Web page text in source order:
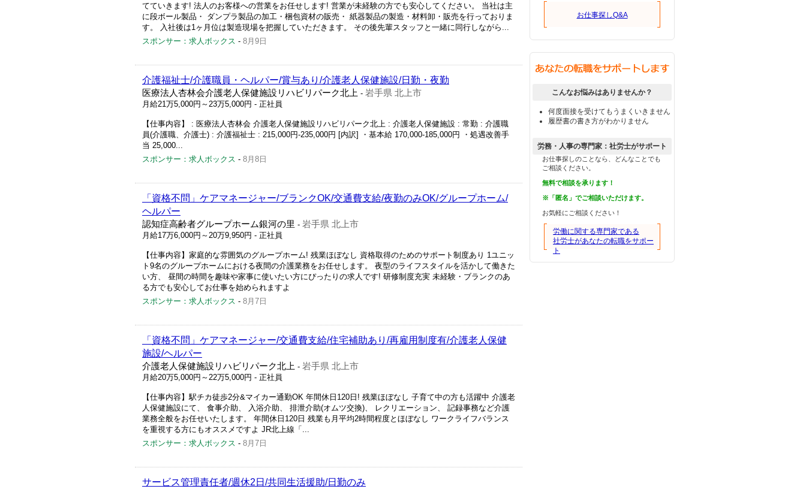
てていきます! 法人のお客様への営業をお任せします! 営業が未経験の方でも安心してください。 当社は主
に段ボール製品・ ダンプラ製品の加工・梱包資材の販売・ 紙器製品の製造・材料卸・販売を行っておりま
す。 入社後は1ヶ月位は製造現場を把握していただきます。 その後先輩スタッフと一緒に同行しながら...
スポンサー：求人ボックス - 8月9日
介護福祉士/介護職員・ヘルパー/賞与あり/介護老人保健施設/日勤・夜勤
医療法人杏林会介護老人保健施設リハビリパーク北上 - 岩手県 北上市
月給21万5,000円～23万5,000円 - 正社員
【仕事内容】 : 医療法人杏林会 介護老人保健施設リハビリパーク北上 : 介護老人保健施設 : 常勤 : 介護職
員(介護職、介護士) : 介護福祉士 : 215,000円-235,000円 [内訳] ・基本給 170,000-185,000円 ・処遇改善手
当 25,000...
スポンサー：求人ボックス - 8月8日
「資格不問」ケアマネージャー/ブランクOK/交通費支給/夜勤のみOK/グループホーム/
ヘルパー
認知症高齢者グループホーム銀河の里 - 岩手県 北上市
月給17万6,000円～20万9,950円 - 正社員
【仕事内容】家庭的な雰囲気のグループホーム! 残業ほぼなし 資格取得のためのサポート制度あり 1ユニッ
ト9名のグループホームにおける夜間の介護業務をお任せします。 夜型のライフスタイルを活かして働きた
い方、 昼間の時間を趣味や家事に使いたい方にぴったりの求人です! 研修制度充実 未経験・ブランクのあ
る方でも安心してお仕事を始められますよ
スポンサー：求人ボックス - 8月7日
「資格不問」ケアマネージャー/交通費支給/住宅補助あり/再雇用制度有/介護老人保健
施設/ヘルパー
介護老人保健施設リハビリパーク北上 - 岩手県 北上市
月給20万5,000円～22万5,000円 - 正社員
【仕事内容】駅チカ徒歩2分&マイカー通勤OK 年間休日120日! 残業ほぼなし 子育て中の方も活躍中 介護老
人保健施設にて、 食事介助、 入浴介助、 排泄介助(オムツ交換)、 レクリエーション、 記録事務など介護
業務全般をお任せいたします。 年間休日120日 残業も月平均2時間程度とほぼなし ワークライフバランス
を重視する方にもオススメですよ JR北上線「...
スポンサー：求人ボックス - 8月7日
サービス管理責任者/週休2日/共同生活援助/日勤のみ
お仕事探しQ&A
こんなお悩みはありませんか？
何度面接を受けてもうまくいきません
履歴書の書き方がわかりません
労務・人事の専門家：社労士がサポート
お仕事探しのことなら、どんなことでも
ご相談ください。
無料で相談を承ります！
※「匿名」でご相談いただけます。
お気軽にご相談ください！
労働に関する専門家である
社労士があなたの転職をサポー
ト